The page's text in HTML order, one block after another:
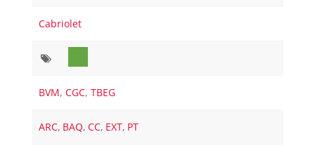
Cabriolet
BVM,CGC,TBEG
ARC, BAQ, CC, EXT, PT